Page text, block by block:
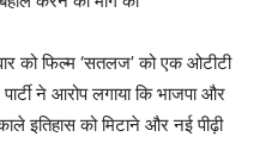
को फिल्म ‘सतलज’ को एक ओटीटी
ने आरोप लगाया कि भाजपा और
इतिहास को मिटाने और नई पीढ़ी